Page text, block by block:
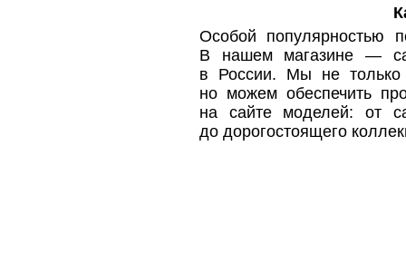
Особой популярностью
В нашем магазине —
в России. Мы не только
но можем обеспечить
на сайте моделей: от
до дорогостоящего